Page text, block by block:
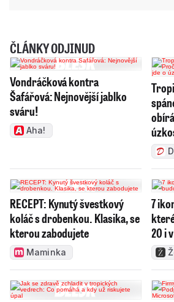
ČLÁNKY ODJINUD
Vondráčková kontra
Šafářová: Nejnovější jablko
sváru!
Aha!
RECEPT: Kynutý švestkový
koláč s drobenkou. Klasika, se
kterou zabodujete
Maminka
7
20 i